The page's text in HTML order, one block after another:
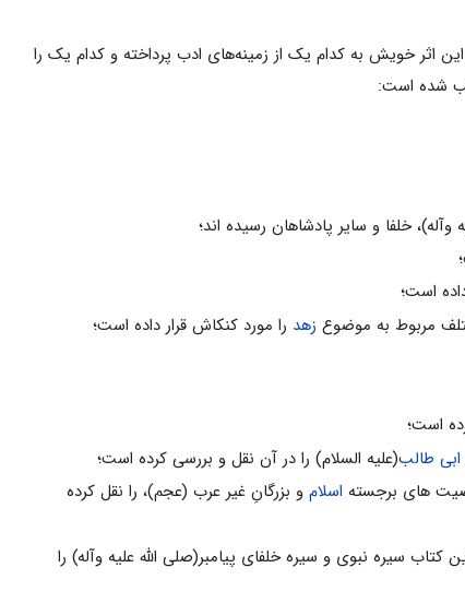
اثر خویش به کدام یک از زمینه‌های ادب پرداخته و کدام یک را
وآله)، خلفا و سایر پادشاهان رسیده اند؛
زهد را مورد کنکاش قرار داده است؛
است؛
طالب(علیه السلام) را در آن نقل و بررسى کرده است؛
اسلامو بزرگانِ غیر عرب (عجم)، را نقل کرده
کتاب سیره نبوى و سیره خلفاى پیامبر(صلى الله علیه وآله) را